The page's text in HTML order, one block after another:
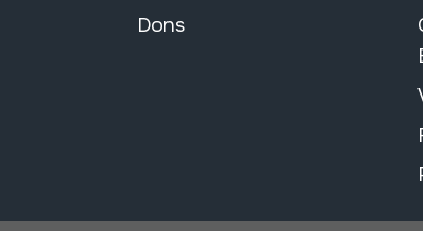
Dons